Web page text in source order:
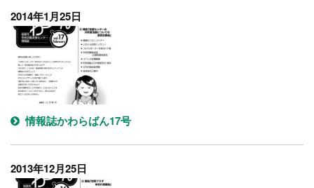
2014年1月25日
情報誌かわらばん17号
2013年12月25日